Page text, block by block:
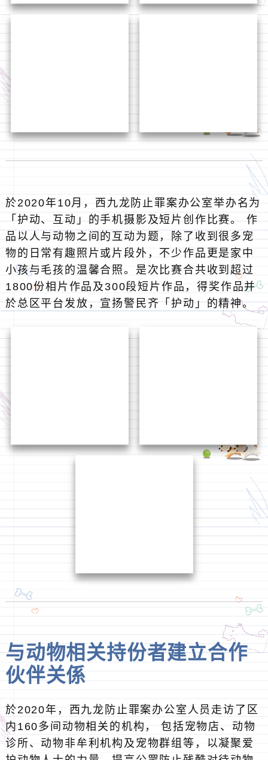
「护动、互动」的手机摄影及短片创作比赛。 作
品以人与动物之间的互动为题，除了收到很多宠
1800份相片作品及300段短片作品，得奖作品并
於总区平台发放，宣扬警民齐「护动」的精神。
与动物相关持份者建立合作
伙伴关係
於2020年，西九龙防止罪案办公室人员走访了区
内160多间动物相关的机构， 包括宠物店、动物
诊所、动物非牟利机构及宠物群组等，以凝聚爱
护动物人士的力量，提高公眾防止残酷对待动物
的意识。於访问期间，人员除了向持份者提供联
络资讯以支援公眾适时举报外，亦向其派发防止
其他活动及工作